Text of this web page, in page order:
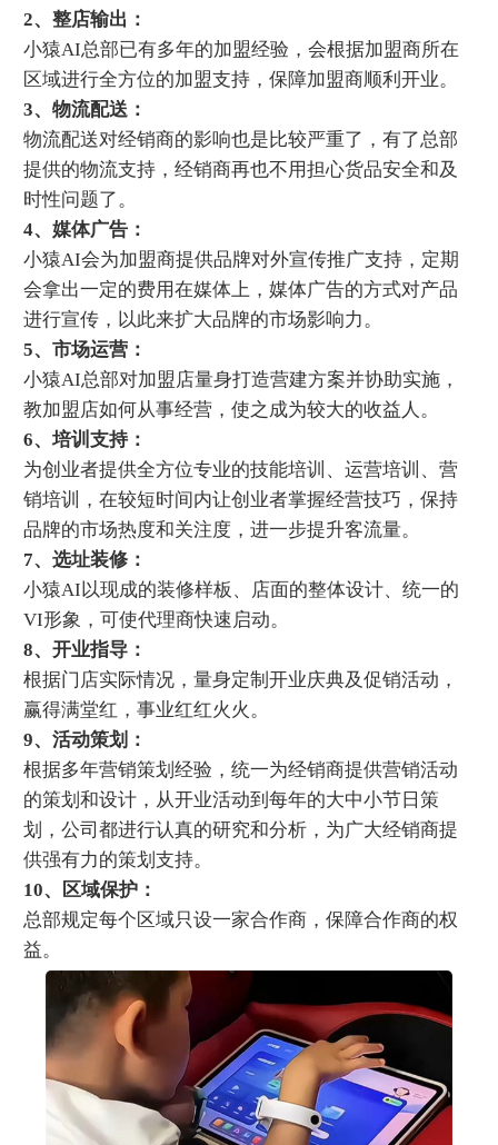
2、整店输出：
小猿AI总部已有多年的加盟经验，会根据加盟商所在
区域进行全方位的加盟支持，保障加盟商顺利开业。
3、物流配送：
物流配送对经销商的影响也是比较严重了，有了总部
提供的物流支持，经销商再也不用担心货品安全和及
时性问题了。
4、媒体广告：
小猿AI会为加盟商提供品牌对外宣传推广支持，定期
会拿出一定的费用在媒体上，媒体广告的方式对产品
进行宣传，以此来扩大品牌的市场影响力。
5、市场运营：
小猿AI总部对加盟店量身打造营建方案并协助实施，
教加盟店如何从事经营，使之成为较大的收益人。
6、培训支持：
为创业者提供全方位专业的技能培训、运营培训、营
销培训，在较短时间内让创业者掌握经营技巧，保持
品牌的市场热度和关注度，进一步提升客流量。
7、选址装修：
小猿AI以现成的装修样板、店面的整体设计、统一的
VI形象，可使代理商快速启动。
8、开业指导：
根据门店实际情况，量身定制开业庆典及促销活动，
赢得满堂红，事业红红火火。
9、活动策划：
根据多年营销策划经验，统一为经销商提供营销活动
的策划和设计，从开业活动到每年的大中小节日策
划，公司都进行认真的研究和分析，为广大经销商提
供强有力的策划支持。
10、区域保护：
总部规定每个区域只设一家合作商，保障合作商的权
益。